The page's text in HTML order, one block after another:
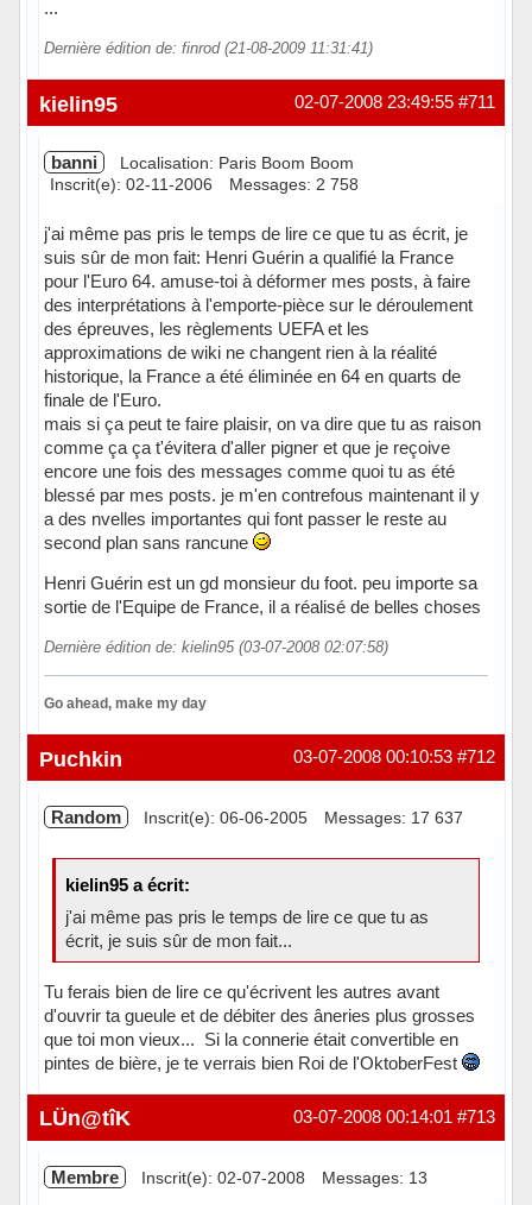
...
Dernière édition de: finrod (21-08-2009 11:31:41)
#711
02-07-2008 23:49:55
kielin95
banni
Localisation: Paris Boom Boom
Inscrit(e): 02-11-2006
Messages: 2 758
j'ai même pas pris le temps de lire ce que tu as écrit, je
suis sûr de mon fait: Henri Guérin a qualifié la France
pour l'Euro 64. amuse-toi à déformer mes posts, à faire
des interprétations à l'emporte-pièce sur le déroulement
des épreuves, les règlements UEFA et les
approximations de wiki ne changent rien à la réalité
historique, la France a été éliminée en 64 en quarts de
finale de l'Euro.
mais si ça peut te faire plaisir, on va dire que tu as raison
comme ça ça t'évitera d'aller pigner et que je reçoive
encore une fois des messages comme quoi tu as été
blessé par mes posts. je m'en contrefous maintenant il y
a des nvelles importantes qui font passer le reste au
second plan sans rancune
Henri Guérin est un gd monsieur du foot. peu importe sa
sortie de l'Equipe de France, il a réalisé de belles choses
Dernière édition de: kielin95 (03-07-2008 02:07:58)
Go ahead, make my day
Hors ligne #712
03-07-2008 00:10:53
Puchkin
Random Inscrit(e): 06-06-2005 Messages: 17 637
kielin95 a écrit:
j'ai même pas pris le temps de lire ce que tu as
écrit, je suis sûr de mon fait...
Tu ferais bien de lire ce qu'écrivent les autres avant
d'ouvrir ta gueule et de débiter des âneries plus grosses
que toi mon vieux... Si la connerie était convertible en
pintes de bière, je te verrais bien Roi de l'OktoberFest
Hors ligne #713
03-07-2008 00:14:01
LÜn@tîK
Membre Inscrit(e): 02-07-2008 Messages: 13